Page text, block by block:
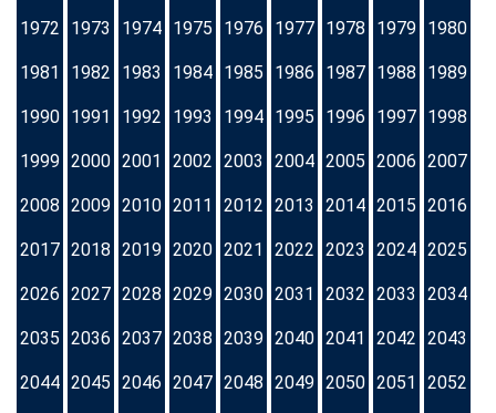
1972 1973 1974 1975 1976 1977 1978 1979 1980
1981 1982 1983 1984 1985 1986 1987 1988 1989
1990 1991 1992 1993 1994 1995 1996 1997 1998
1999 2000 2001 2002 2003 2004 2005 2006 2007
2008 2009 2010 2011 2012 2013 2014 2015 2016
2017 2018 2019 2020 2021 2022 2023 2024 2025
2026 2027 2028 2029 2030 2031 2032 2033 2034
2035 2036 2037 2038 2039 2040 2041 2042 2043
2044 2045 2046 2047 2048 2049 2050 2051 2052